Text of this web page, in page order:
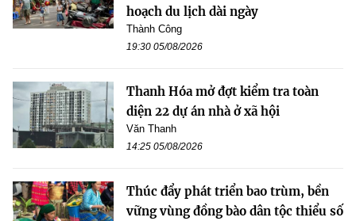
hoạch du lịch dài ngày
Thành Công
19:30 05/08/2026
Thanh Hóa mở đợt kiểm tra toàn
diện 22 dự án nhà ở xã hội
Văn Thanh
14:25 05/08/2026
Thúc đẩy phát triển bao trùm, bền
vững vùng đồng bào dân tộc thiểu số